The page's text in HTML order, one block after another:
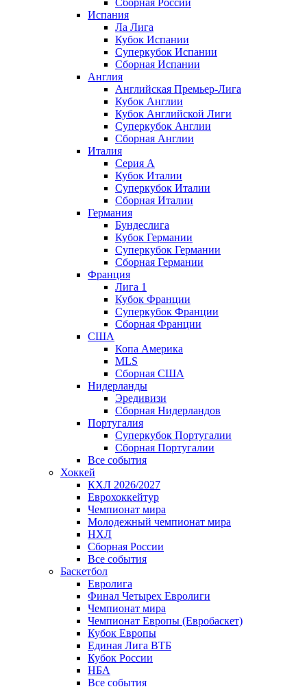
Сборная России
Испания
Ла Лига
Кубок Испании
Суперкубок Испании
Сборная Испании
Англия
Английская Премьер-Лига
Кубок Англии
Кубок Английской Лиги
Суперкубок Англии
Сборная Англии
Италия
Серия А
Кубок Италии
Суперкубок Италии
Сборная Италии
Германия
Бундеслига
Кубок Германии
Суперкубок Германии
Сборная Германии
Франция
Лига 1
Кубок Франции
Суперкубок Франции
Сборная Франции
США
Копа Америка
MLS
Сборная США
Нидерланды
Эредивизи
Сборная Нидерландов
Португалия
Суперкубок Португалии
Сборная Португалии
Все события
Хоккей
КХЛ 2026/2027
Еврохоккейтур
Чемпионат мира
Молодежный чемпионат мира
НХЛ
Сборная России
Все события
Баскетбол
Евролига
Финал Четырех Евролиги
Чемпионат мира
Чемпионат Европы (Евробаскет)
Кубок Европы
Единая Лига ВТБ
Кубок России
НБА
Все события